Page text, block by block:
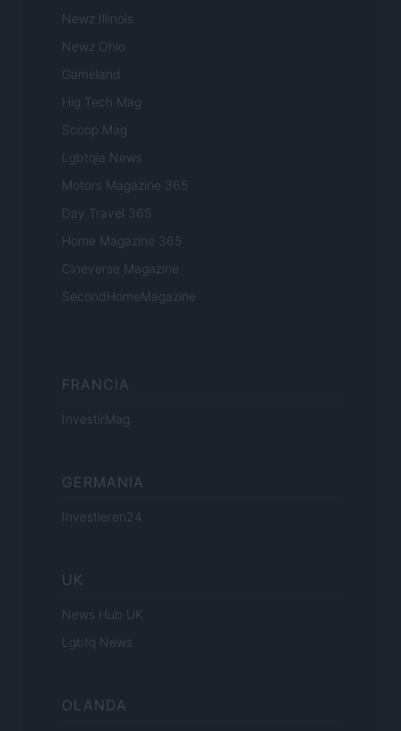
Newz Illinois
Newz Ohio
Gameland
Hig Tech Mag
Scoop Mag
Lgbtqia News
Motors Magazine 365
Day Travel 365
Home Magazine 365
Cineverse Magazine
SecondHomeMagazine
FRANCIA
InvestirMag
GERMANIA
Investieren24
UK
News Hub UK
Lgbtq News
OLANDA